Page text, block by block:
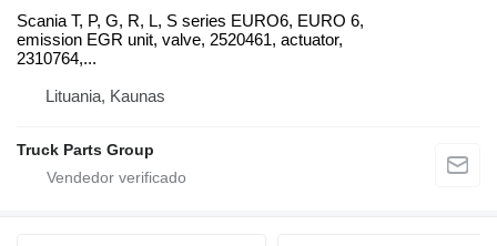
Scania T, P, G, R, L, S series EURO6, EURO 6,
emission EGR unit, valve, 2520461, actuator,
2310764,...
Lituania, Kaunas
Truck Parts Group